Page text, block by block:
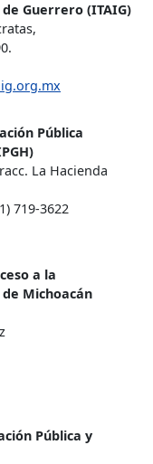
Guerrero (ITAIG)
Pública
La Hacienda
719-3622
a la
Michoacán
Pública y